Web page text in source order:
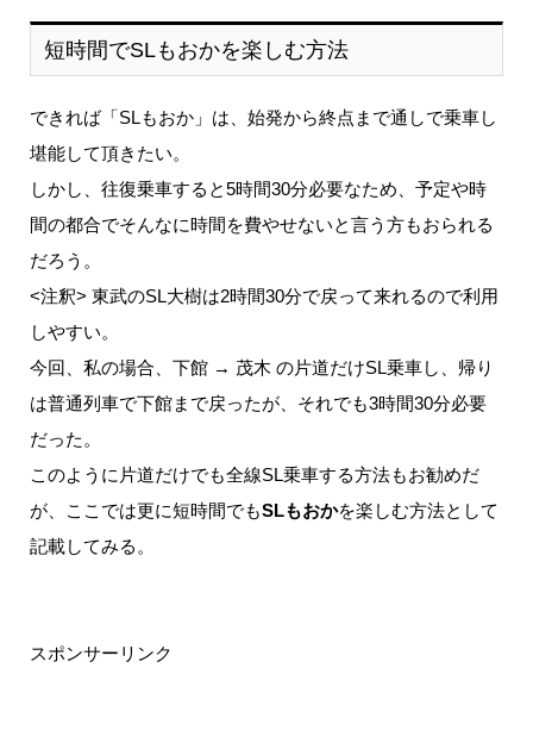
短時間でSLもおかを楽しむ方法
できれば「SLもおか」は、始発から終点まで通しで乗車し
堪能して頂きたい。
しかし、往復乗車すると5時間30分必要なため、予定や時
間の都合でそんなに時間を費やせないと言う方もおられる
だろう。
<注釈> 東武のSL大樹は2時間30分で戻って来れるので利用
しやすい。
今回、私の場合、下館 → 茂木 の片道だけSL乗車し、帰り
は普通列車で下館まで戻ったが、それでも3時間30分必要
だった。
このように片道だけでも全線SL乗車する方法もお勧めだ
が、ここでは更に短時間でもSLもおかを楽しむ方法として
記載してみる。
スポンサーリンク